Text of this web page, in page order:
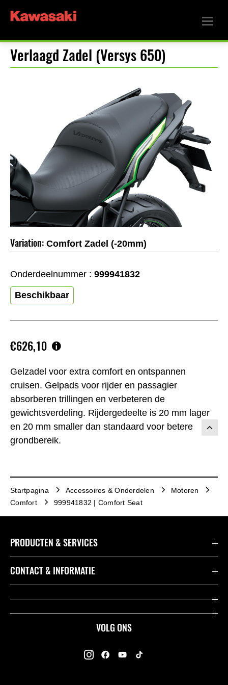
Verlaagd Zadel (Versys 650)
Gelzadel voor extra comfort en ontspannen
cruisen. Gelpads voor rijder en passagier
absorberen trillingen en verbeteren de
gewichtsverdeling. Rijdergedeelte is 20 mm lager
en 20 mm smaller dan standaard voor betere
grondbereik.
€626,10
Variation: Comfort Zadel (-20mm)
Onderdeelnummer : 999941832
Beschikbaar
Startpagina Accessoires & Onderdelen
Motoren
Comfort
999941832 | Comfort Seat
VOLG ONS
PRODUCTEN & SERVICES
Accessoires & Onderdelen
Dealers
K-Care Fabrieksgarantie
CONTACT & INFORMATIE
Contact